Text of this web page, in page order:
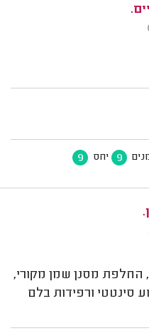
9 יחס 9
החלפת מסנן שמן מקורי,
סינטטי ורפידות בלם